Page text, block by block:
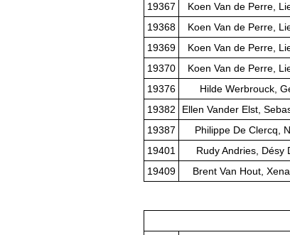
19367
Koen Van de Perre,
19368
Koen Van de Perre,
19369
Koen Van de Perre,
19370
Koen Van de Perre,
19376
Hilde Werbrouck,
19382
Ellen Vander Elst,
19387
Philippe De Clercq,
19401
Rudy Andries, Désy
19409
Brent Van Hout,